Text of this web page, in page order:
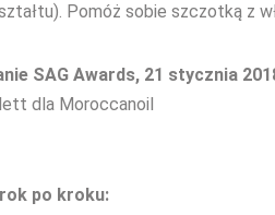
Pomóż sobie szczotką z
SAG Awards, 21 stycznia
dla Moroccanoil
po kroku: